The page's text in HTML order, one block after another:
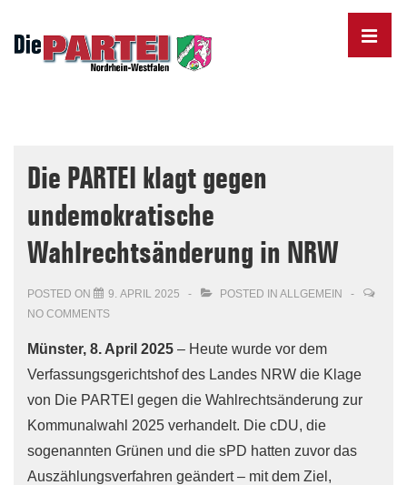
Skip
MENU
Die PARTEI klagt gegen
undemokratische
Wahlrechtsänderung in NRW
POSTED ON 9. APRIL 2025 POSTED IN ALLGEMEIN
NO COMMENTS
Münster, 8. April 2025 – Heute wurde vor dem
Verfassungsgerichtshof des Landes NRW die Klage
von Die PARTEI gegen die Wahlrechtsänderung zur
Kommunalwahl 2025 verhandelt. Die cDU, die
sogenannten Grünen und die sPD hatten zuvor das
Auszählungsverfahren geändert – mit dem Ziel,